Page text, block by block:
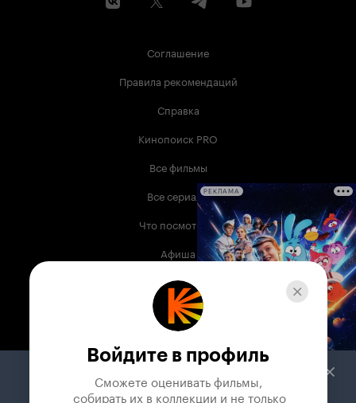
Соглашение
Правила рекомендаций
Справка
Кинопоиск PRO
Все фильмы
Все сериалы
Что посмотреть
Афиша
Музыка
Телепрограмма
Служба поддержки
РЕКЛАМА
Войдите в профиль
Сможете оценивать фильмы,
собирать их в коллекции и не только